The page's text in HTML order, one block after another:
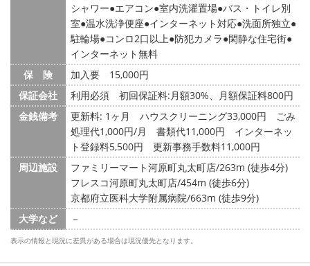
シャワー エアコン 室内洗濯置場 バス・トイレ別
室 温水洗浄便座 インターネット対応 洗面所独立
駐輪場 コンロ2口以上 防犯カメラ 閑静な住宅街
インターネット無料
保 険
加入要 15,000円
保証会社
利用必須 初回保証料:月額30%、月額保証料800円
金銭備考
更新料: 1ヶ月
ハウスクリーニング33,000円 ごみ
処理代1,000円/月 書類代11,000円 インターネッ
ト登録料5,500円 更新事務手数料11,000円
周辺施設
ファミリーマート河原町丸太町店/263m (徒歩4分)
フレスコ河原町丸太町店/454m (徒歩6分)
京都府立医科大学附属病院/663m (徒歩9分)
大学など
－
表示の情報と現況に差異がある場合は現況優先となります。